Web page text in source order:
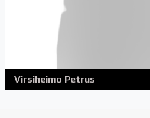
Virsiheimo Petrus